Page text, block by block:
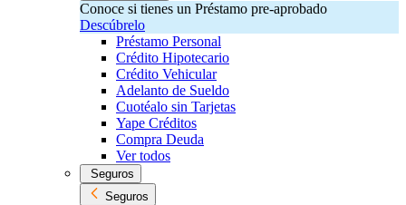
Conoce si tienes un Préstamo pre-aprobado
Descúbrelo
Préstamo Personal
Crédito Hipotecario
Crédito Vehicular
Adelanto de Sueldo
Cuotéalo sin Tarjetas
Yape Créditos
Compra Deuda
Ver todos
Seguros
Seguros